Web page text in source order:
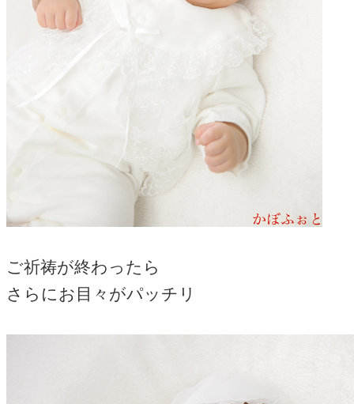
ご祈祷が終わったら
さらにお目々がパッチリ